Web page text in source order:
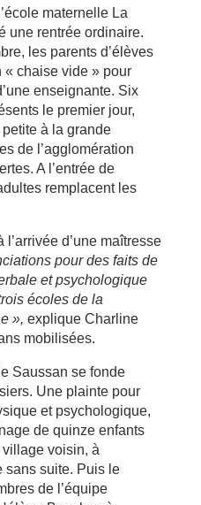
maternelle La
une rentrée ordinaire.
les parents d’élèves
« chaise vide » pour
enseignante. Six
le premier jour,
à la grande
de l’agglomération
A l’entrée de
remplacent les
l’arrivée d’une maîtresse
pour des faits de
et psychologique
écoles de la
», explique Charline
mobilisées.
Saussan se fonde
Une plainte pour
et psychologique,
de quinze enfants
village voisin, à
sans suite. Puis le
de l’équipe